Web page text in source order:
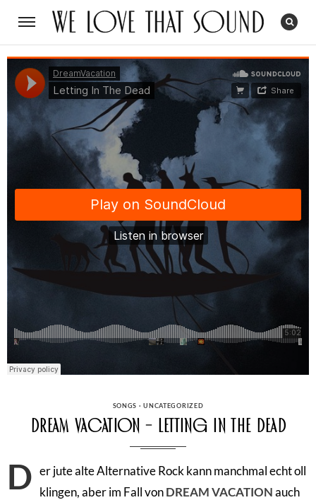
CATEGORIES
SONGS ·UNCATEGORIZED
Dream Vacation – Letting In The Dead
D er jute alte Alternative Rock kann manchmal echt oll
klingen, aber im Fall vonDREAM VACATIONauch